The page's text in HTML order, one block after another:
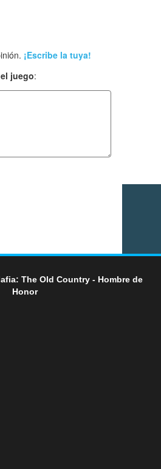
¡Escribe la tuya!
juego:
The Old Country - Hombre de
Honor